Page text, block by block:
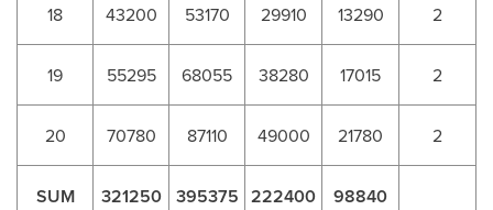
18 43200 53170 29910 13290 2
19 55295 68055 38280 17015 2
20 70780 87110 49000 21780 2
SUM 321250 395375 222400 98840